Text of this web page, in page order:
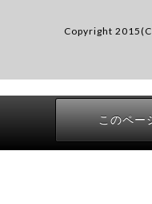
Copyright
このペー